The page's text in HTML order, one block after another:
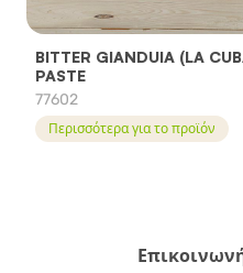
BITTER GIANDUIA (LA
PASTE
77602
Περισσότερα για το προϊόν